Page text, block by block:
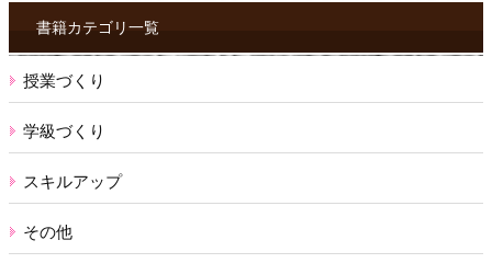
書籍カテゴリ一覧
授業づくり
学級づくり
スキルアップ
その他